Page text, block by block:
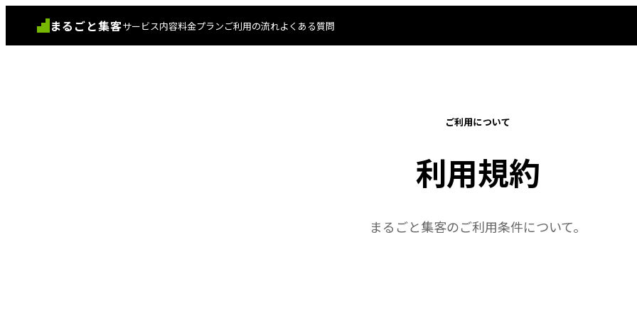
まるごと集客サービス内容料金プランご利用の流れよくある質問
ご利用について
利用規約
まるごと集客のご利用条件について。